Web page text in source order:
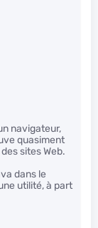
navigateur,
quasiment
sites Web.
dans le
utilité, à part